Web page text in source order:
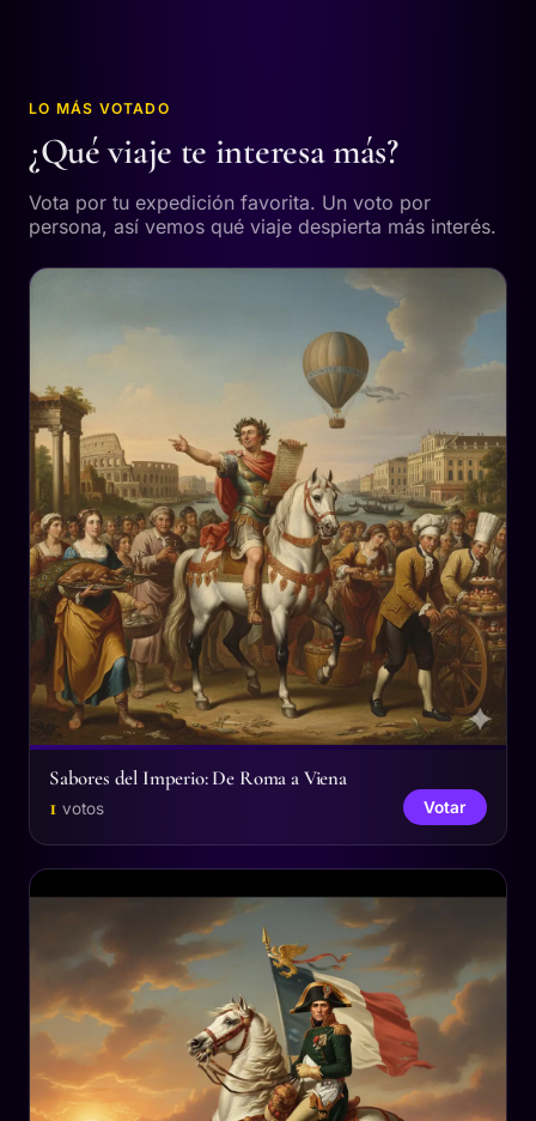
LO MÁS VOTADO
¿Qué viaje te interesa más?
Vota por tu expedición favorita. Un voto por
persona, así vemos qué viaje despierta más interés.
Sabores del Imperio: De Roma a Viena
1 votos Votar